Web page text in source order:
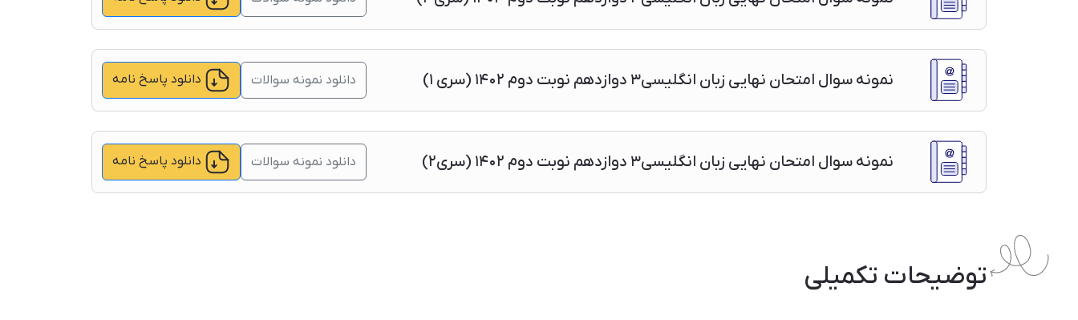
نمونه سوال امتحان نهایی زبان انگلیسی۳ دوازدهم نوبت دوم ۱۴۰۲ (سری ۱) دانلود نمونه سوالات
نمونه سوال امتحان نهایی زبان انگلیسی۳ دوازدهم نوبت دوم ۱۴۰۲ (سری۲) دانلود نمونه سوالات
توضیحات تکمیلی